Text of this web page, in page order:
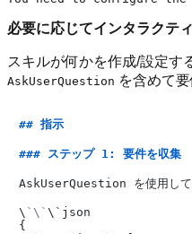
必要に応じてインタラクテ
スキルが何かを作成/設定す
AskUserQuestion を含めて
## 指示
### ステップ 1: 要件を収集
AskUserQuestion を使用して
\ `\` \`json
{